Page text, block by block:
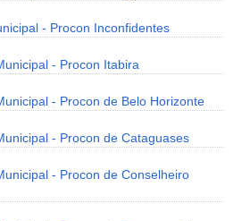
- Procon Inconfidentes
- Procon Itabira
- Procon de Belo Horizonte
- Procon de Cataguases
- Procon de Conselheiro